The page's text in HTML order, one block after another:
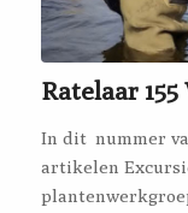
Ratelaar
In dit nummer
artikelen